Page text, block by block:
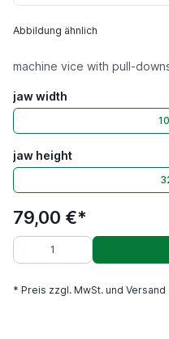
Abbildung ähnlich
machine vice with pull-
jaw width
jaw height
79,00 €*
* Preis zzgl. MwSt. und Versand